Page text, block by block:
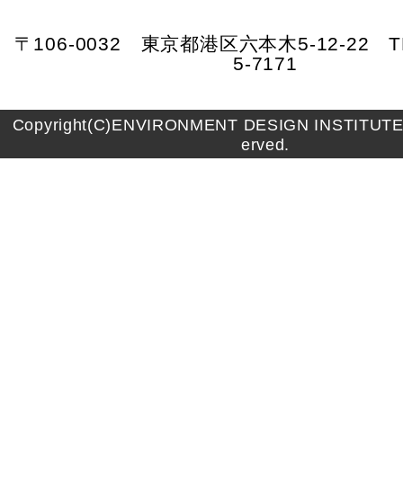
〒106-0032 東京都港区六本木5-12-22
5-7171
Copyright(C)ENVIRONMENT DESIGN
erved.